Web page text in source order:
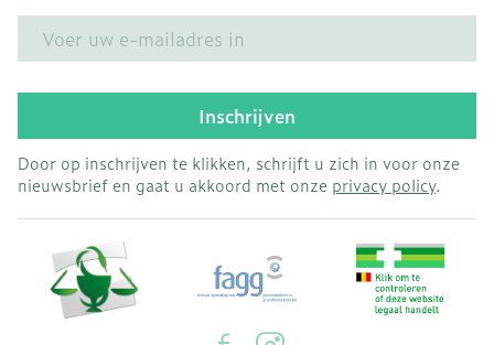
Inschrijven
Door op inschrijven te klikken, schrijft u zich in voor onze
nieuwsbrief en gaat u akkoord met onze privacy policy.